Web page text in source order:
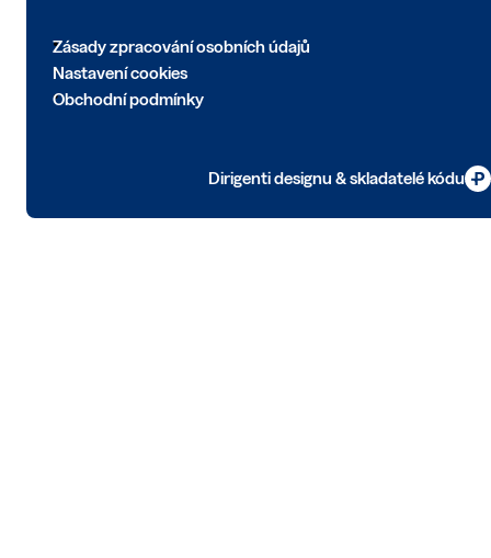
Zásady zpracování osobních údajů
Nastavení cookies
Obchodní podmínky
Dirigenti designu & skladatelé kódu